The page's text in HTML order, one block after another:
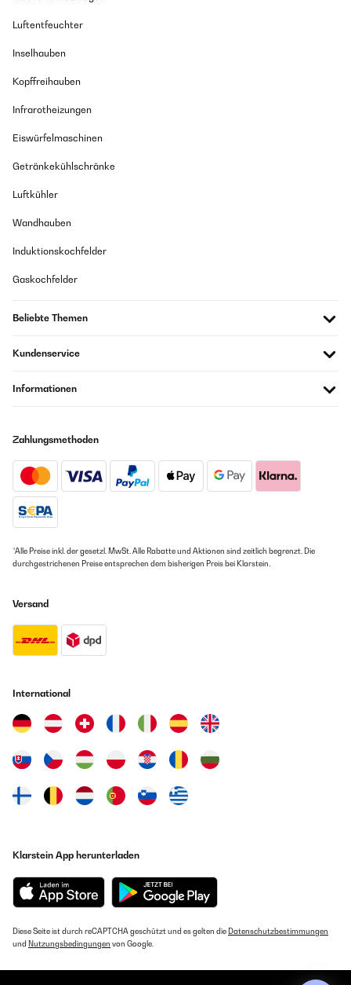
Luftentfeuchter
Inselhauben
Kopffreihauben
Infrarotheizungen
Eiswürfelmaschinen
Getränkekühlschränke
Luftkühler
Wandhauben
Induktionskochfelder
Gaskochfelder
Beliebte Themen
Kundenservice
Informationen
Zahlungsmethoden
*Alle Preise inkl. der gesetzl. MwSt. Alle Rabatte und Aktionen sind zeitlich begrenzt. Die
durchgestrichenen Preise entsprechen dem bisherigen Preis bei Klarstein.
Versand
International
Klarstein App herunterladen
Diese Seite ist durch reCAPTCHA geschützt und es gelten die Datenschutzbestimmungen
und Nutzungsbedingungen von Google.